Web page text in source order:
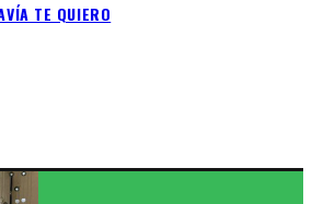
TE QUIERO